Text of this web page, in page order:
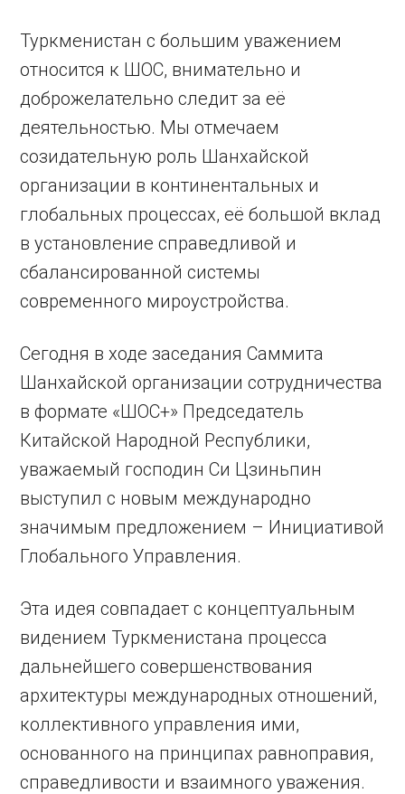
Туркменистан с большим уважением
относится к ШОС, внимательно и
доброжелательно следит за её
деятельностью. Мы отмечаем
созидательную роль Шанхайской
организации в континентальных и
глобальных процессах, её большой вклад
в установление справедливой и
сбалансированной системы
современного мироустройства.
Сегодня в ходе заседания Саммита
Шанхайской организации сотрудничества
в формате «ШОС+» Председатель
Китайской Народной Республики,
уважаемый господин Си Цзиньпин
выступил с новым международно
значимым предложением – Инициативой
Глобального Управления.
Эта идея совпадает с концептуальным
видением Туркменистана процесса
дальнейшего совершенствования
архитектуры международных отношений,
коллективного управления ими,
основанного на принципах равноправия,
справедливости и взаимного уважения.